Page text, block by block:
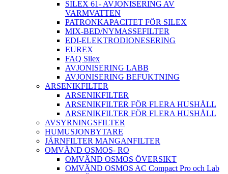
SILEX 61- AVJONISERING AV
VARMVATTEN
PATRONKAPACITET FÖR SILEX
MIX-BED/NYMASSEFILTER
EDI-ELEKTRODIONESERING
EUREX
FAQ Silex
AVJONISERING LABB
AVJONISERING BEFUKTNING
ARSENIKFILTER
ARSENIKFILTER
ARSENIKFILTER FÖR FLERA HUSHÅLL
ARSENIKFILTER FÖR FLERA HUSHÅLL
AVSYRNINGSFILTER
HUMUSJONBYTARE
JÄRNFILTER MANGANFILTER
OMVÄND OSMOS- RO
OMVÄND OSMOS ÖVERSIKT
OMVÄND OSMOS AC Compact Pro och Lab